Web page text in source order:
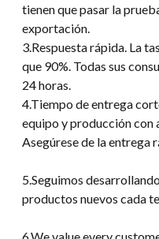
tienen que pasar la
exportación.
3.Respuesta rápida. La
que 90%. Todas sus
24 horas.
4.Tiempo de entrega
equipo y producción
Asegúrese de la entrega
5.Seguimos
productos nuevos cada
6.We value every